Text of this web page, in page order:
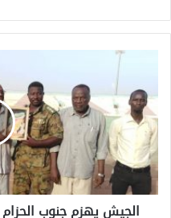
الجيش يهزم جنوب